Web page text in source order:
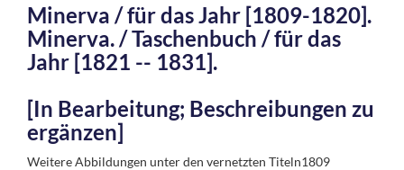
Minerva / für das Jahr [1809-1820].
Minerva. / Taschenbuch / für das
Jahr [1821 -- 1831].
[In Bearbeitung; Beschreibungen zu
ergänzen]
Weitere Abbildungen unter den vernetzten Titeln1809